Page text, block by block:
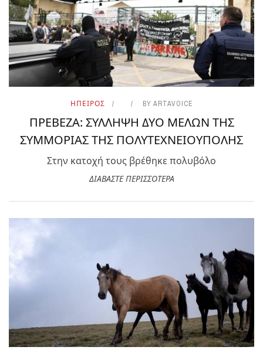
ΗΠΕΙΡΟΣ BY ARTAVOICE
ΠΡΕΒΕΖΑ: ΣΥΛΛΗΨΗ ΔΥΟ ΜΕΛΩΝ ΤΗΣ
ΣΥΜΜΟΡΙΑΣ ΤΗΣ ΠΟΛΥΤΕΧΝΕΙΟΥΠΟΛΗΣ
Στην κατοχή τους βρέθηκε πολυβόλο
ΔΙΑΒΑΣΤΕ ΠΕΡΙΣΣΟΤΕΡΑ